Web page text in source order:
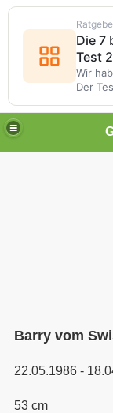
Barry vom
22.05.1986 -
53 cm
Die 7
Test
Wir
Der